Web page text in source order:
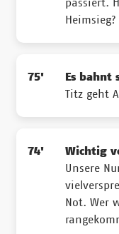
passiert.
Heimsieg?
75'
Es bahnt
Titz geht
74'
Wichtig
Unsere
Not. Wer